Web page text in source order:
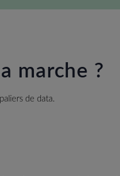
marche ?
de data.